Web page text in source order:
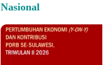
Nasional